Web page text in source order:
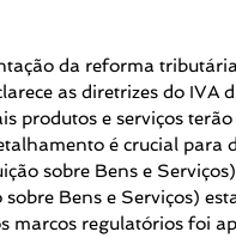
da reforma
as diretrizes do IVA
produtos e serviços
é crucial para
sobre Bens e
Bens e Serviços)
marcos regulatórios foi